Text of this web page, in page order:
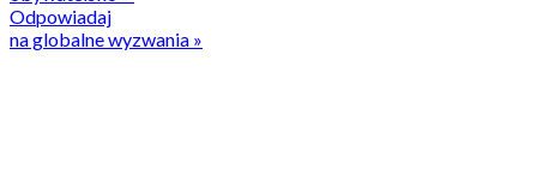
Odpowiadaj
na globalne wyzwania »